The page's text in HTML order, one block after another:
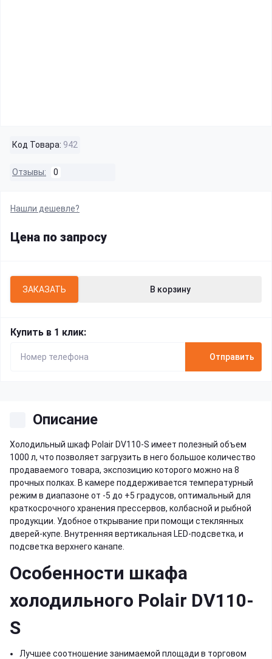
Код Товара: 942
Отзывы: 0
Нашли дешевле?
Цена по запросу
ЗАКАЗАТЬ В корзину
Купить в 1 клик:
Отправить
Описание
Холодильный шкаф Polair DV110-S имеет полезный объем
1000 л, что позволяет загрузить в него большое количество
продаваемого товара, экспозицию которого можно на 8
прочных полках. В камере поддерживается температурный
режим в диапазоне от -5 до +5 градусов, оптимальный для
краткосрочного хранения прессервов, колбасной и рыбной
продукции. Удобное открывание при помощи стеклянных
дверей-купе. Внутренняя вертикальная LED-подсветка, и
подсветка верхнего канапе.
Особенности шкафа
холодильного Polair DV110-
S
Лучшее соотношение занимаемой площади в торговом